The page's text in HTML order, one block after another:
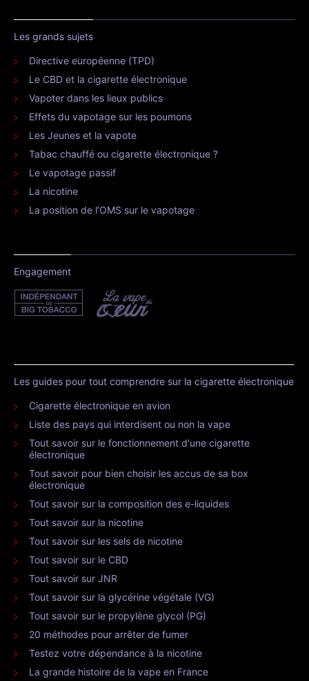
Les grands sujets
Directive européenne (TPD)
Le CBD et la cigarette électronique
Vapoter dans les lieux publics
Effets du vapotage sur les poumons
Les Jeunes et la vapote
Tabac chauffé ou cigarette électronique ?
Le vapotage passif
La nicotine
La position de l’OMS sur le vapotage
Engagement
Les guides pour tout comprendre sur la cigarette électronique
Cigarette électronique en avion
Liste des pays qui interdisent ou non la vape
Tout savoir sur le fonctionnement d'une cigarette
électronique
Tout savoir pour bien choisir les accus de sa box
électronique
Tout savoir sur la composition des e-liquides
Tout savoir sur la nicotine
Tout savoir sur les sels de nicotine
Tout savoir sur le CBD
Tout savoir sur JNR
Tout savoir sur la glycérine végétale (VG)
Tout savoir sur le propylène glycol (PG)
20 méthodes pour arrêter de fumer
Testez votre dépendance à la nicotine
La grande histoire de la vape en France